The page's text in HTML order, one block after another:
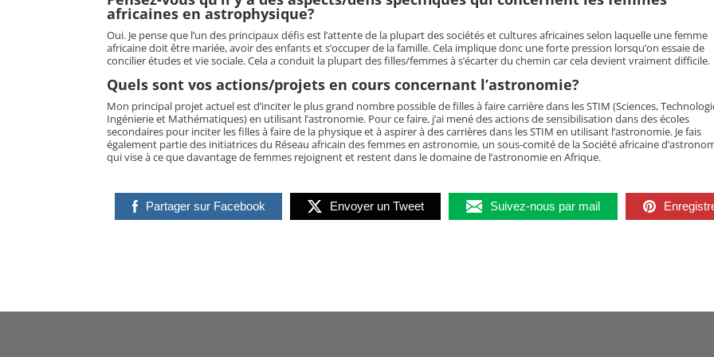
africaines en astrophysique?
Oui. Je pense que l’un des principaux défis est l’attente de la plupart des sociétés et cultures africaines selon laquelle une femme
africaine doit être mariée, avoir des enfants et s’occuper de la famille. Cela implique donc une forte pression lorsqu’on essaie de
concilier études et vie sociale. Cela a conduit la plupart des filles/femmes à s’écarter du chemin car cela devient vraiment difficile.
Quels sont vos actions/projets en cours concernant l’astronomie?
Mon principal projet actuel est d’inciter le plus grand nombre possible de filles à faire carrière dans les STIM (Sciences,
Ingénierie et Mathématiques) en utilisant l’astronomie. Pour ce faire, j’ai mené des actions de sensibilisation dans des écoles
secondaires pour inciter les filles à faire de la physique et à aspirer à des carrières dans les STIM en utilisant l’astronomie. Je fais
également partie des initiatrices du Réseau africain des femmes en astronomie, un sous-comité de la Société africaine
qui vise à ce que davantage de femmes rejoignent et restent dans le domaine de l’astronomie en Afrique.
Partager sur Facebook Envoyer un Tweet Suivez-nous par mail